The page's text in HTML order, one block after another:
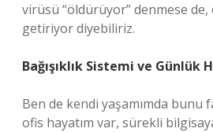
virüsü “öldürüyor” denmese
getiriyor diyebiliriz.
Bağışıklık Sistemi ve Günlük
Ben de kendi yaşamımda bunu
ofis hayatım var, sürekli